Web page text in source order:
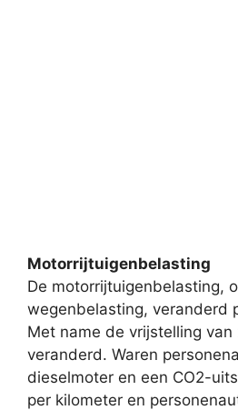
Motorrijtuigenbelasting
De motorrijtuigenbelasting,
wegenbelasting, veranderd
Met name de vrijstelling van
veranderd. Waren
dieselmoter en een CO2-
per kilometer en